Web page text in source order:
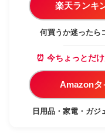
楽天ランキ
何買うか迷ったら
⏰ 今ちょっとだ
Amazonタ
日用品・家電・ガジ